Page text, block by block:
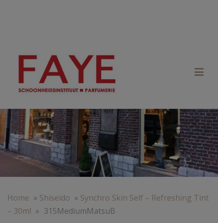
Home » Shiseido » Synchro Skin Self – Refreshing Tint
– 30ml » 315MediumMatsuB